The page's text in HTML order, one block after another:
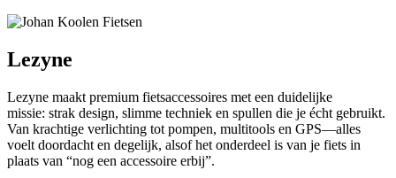
Lezyne
Lezyne maakt premium fietsaccessoires met een duidelijke
missie: strak design, slimme techniek en spullen die je écht gebruikt.
Van krachtige verlichting tot pompen, multitools en GPS—alles
voelt doordacht en degelijk, alsof het onderdeel is van je fiets in
plaats van “nog een accessoire erbij”.